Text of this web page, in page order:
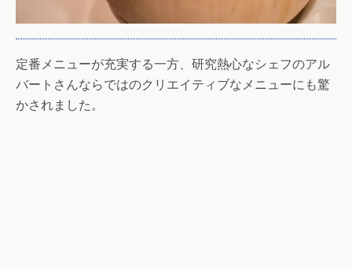
定番メニューが充実する一方、研究熱心なシェフのアル
バートさんならではのクリエイティブなメニューにも驚
かされました。